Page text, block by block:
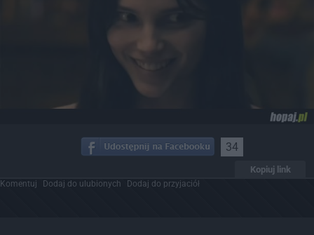
34
Kopiuj link
Komentuj Dodaj do ulubionych Dodaj do przyjaciół